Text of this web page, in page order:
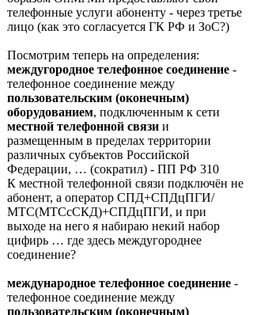
телефонные услуги абоненту - через третье
лицо (как это согласуется ГК РФ и ЗоС?)
Посмотрим теперь на определения:
междугородное телефонное соединение -
телефонное соединение между
пользовательским (оконечным)
оборудованием, подключенным к сети
местной телефонной связи и
размещенным в пределах территории
различных субъектов Российской
Федерации, … (сократил) - ПП РФ 310
К местной телефонной связи подключён не
абонент, а оператор СПД+СПДцПГИ/
МТС(МТСсСКД)+СПДцПГИ, и при
выходе на него я набираю некий набор
цифирь … где здесь междугороднее
соединение?
международное телефонное соединение -
телефонное соединение между
пользовательским (оконечным)